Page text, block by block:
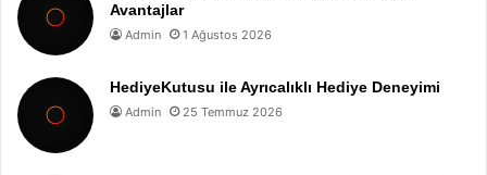
Avantajlar
Admin 1 Ağustos 2026
HediyeKutusu ile Ayrıcalıklı Hediye Deneyimi
Admin 25 Temmuz 2026